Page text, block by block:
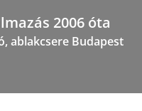
2006 óta
ablakcsere Budapest